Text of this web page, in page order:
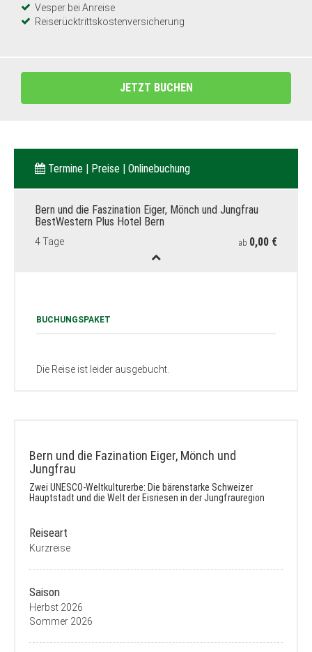
Vesper bei Anreise
Reiserücktrittskostenversicherung
JETZT BUCHEN
Termine | Preise | Onlinebuchung
Bern und die Faszination Eiger, Mönch und Jungfrau
BestWestern Plus Hotel Bern
4 Tage ab 0,00 €
BUCHUNGSPAKET
Die Reise ist leider ausgebucht.
Bern und die Fazination Eiger, Mönch und
Jungfrau
Zwei UNESCO-Weltkulturerbe: Die bärenstarke Schweizer
Hauptstadt und die Welt der Eisriesen in der Jungfrauregion
Reiseart
Kurzreise
Saison
Herbst 2026
Sommer 2026